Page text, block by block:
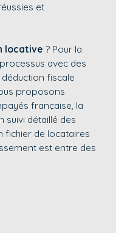
et
locative ? Pour la
avec des
fiscale
proposons
française, la
suivi détaillé des
fichier de locataires
est entre des